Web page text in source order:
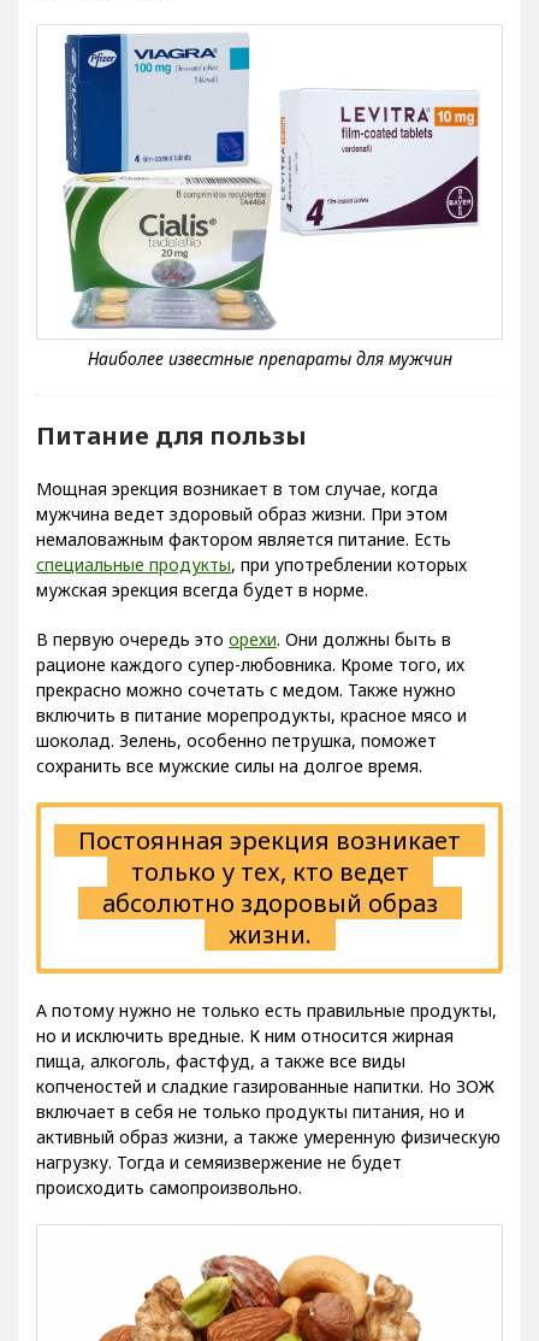
Питание для пользы
Мощная эрекция возникает в том случае, когда
мужчина ведет здоровый образ жизни. При этом
немаловажным фактором является питание. Есть
специальные продукты, при употреблении которых
мужская эрекция всегда будет в норме.
В первую очередь это орехи. Они должны быть в
рационе каждого супер-любовника. Кроме того, их
прекрасно можно сочетать с медом. Также нужно
включить в питание морепродукты, красное мясо и
шоколад. Зелень, особенно петрушка, поможет
сохранить все мужские силы на долгое время.
Постоянная эрекция возникает
только у тех, кто ведет
абсолютно здоровый образ
жизни.
А потому нужно не только есть правильные продукты,
но и исключить вредные. К ним относится жирная
пища, алкоголь, фастфуд, а также все виды
копченостей и сладкие газированные напитки. Но ЗОЖ
включает в себя не только продукты питания, но и
активный образ жизни, а также умеренную физическую
нагрузку. Тогда и семяизвержение не будет
происходить самопроизвольно.